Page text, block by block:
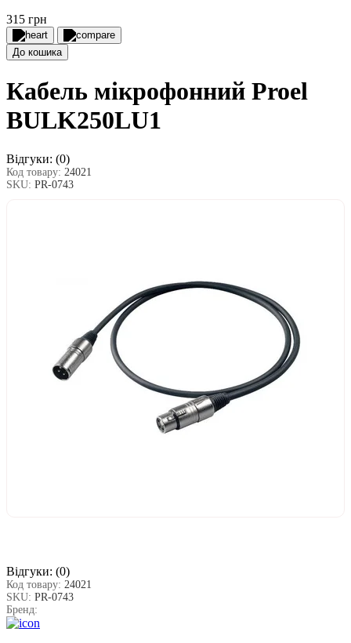
315 грн
До кошика
Кабель мікрофонний Proel
BULK250LU1
Відгуки: (0)
Код товару: 24021
SKU: PR-0743
Відгуки: (0)
Код товару: 24021
SKU: PR-0743
Бренд: